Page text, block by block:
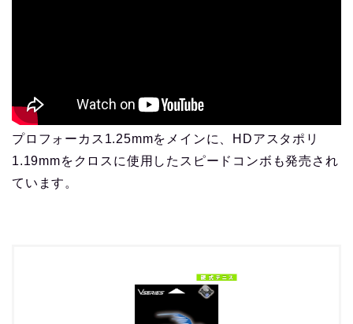
プロフォーカス1.25mmをメインに、HDアスタポリ
1.19mmをクロスに使用したスピードコンボも発売され
ています。